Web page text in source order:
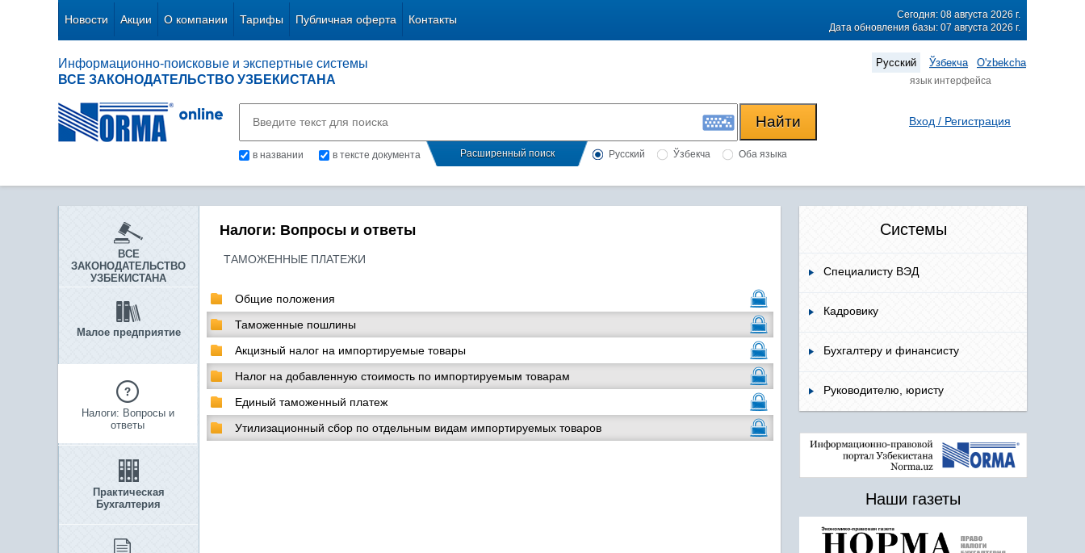
Новости Акции О компании Тарифы Публичная оферта Контакты
Сегодня: 08 августа 2026 г.
Дата обновления базы: 07 августа 2026 г.
Информационно-поисковые и экспертные системы
ВСЕ ЗАКОНОДАТЕЛЬСТВО УЗБЕКИСТАНА
Русский Ўзбекча O'zbekcha
язык интерфейса
в названии в тексте документа Расширенный поиск Русский Ўзбекча Оба языка
Вход / Регистрация
ВСЕ
ЗАКОНОДАТЕЛЬСТВО
УЗБЕКИСТАНА
Малое предприятие
Налоги: Вопросы и
ответы
Практическая
Бухгалтерия
Налоги: Вопросы и ответы
ТАМОЖЕННЫЕ ПЛАТЕЖИ
Общие положения
Таможенные пошлины
Акцизный налог на импортируемые товары
Налог на добавленную стоимость по импортируемым товарам
Единый таможенный платеж
Утилизационный сбор по отдельным видам импортируемых товаров
Системы
Специалисту ВЭД
Кадровику
Бухгалтеру и финансисту
Руководителю, юристу
Наши газеты